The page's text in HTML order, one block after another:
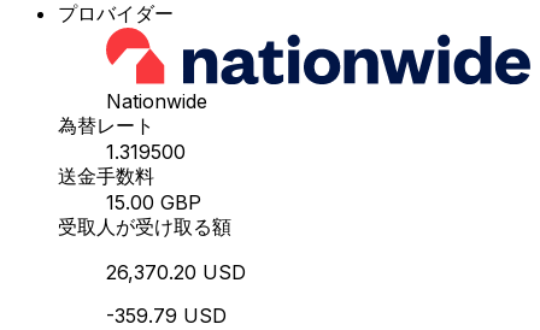
プロバイダー
Nationwide
為替レート
1.319500
送金手数料
15.00 GBP
受取人が受け取る額
26,370.20 USD
-359.79 USD